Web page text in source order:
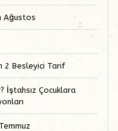
Ağustos
2 Besleyici Tarif
İştahsız Çocuklara